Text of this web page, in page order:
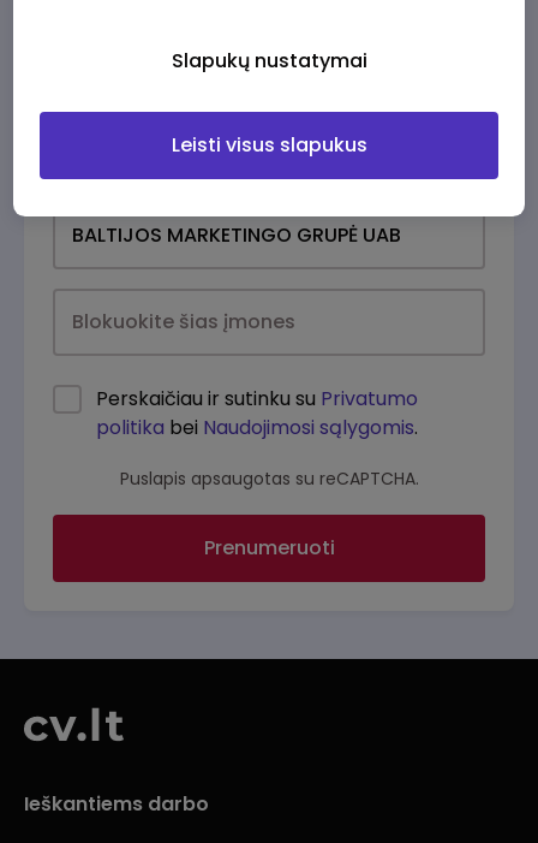
Perskaičiau ir sutinku su Privatumo
politika bei Naudojimosi sąlygomis.
Puslapis apsaugotas su reCAPTCHA.
Prenumeruoti
Ieškantiems darbo
Slapukų nustatymai
Leisti visus slapukus